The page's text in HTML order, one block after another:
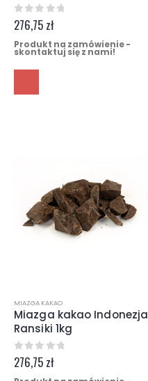
0z 5
276,75 zł
Produkt na zamówienie -
skontaktuj się z nami!
MIAZGA KAKAO
Miazga kakao Indonezja
Ransiki 1kg
0z 5
276,75 zł